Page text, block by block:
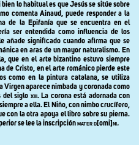
lo habitual es que Jesús se sitúe sobre
comenta Ainaud, puede responder a la
de la Epifanía que se encuentra en el
ser entendida como influencia de los
añade significado cuando afirma que se
en aras de un mayor naturalismo. En
que en el arte bizantino estuvo siempre
de Cristo, en el arte románico pierde este
como en la pintura catalana, se utiliza
Virgen aparece nimbada y coronada como
del siglo xiii. La corona está adornada con
a ella. El Niño, con nimbo crucífero,
con la otra apoya el libro sobre su pierna.
se lee la inscripciónmater d[omi]ni.